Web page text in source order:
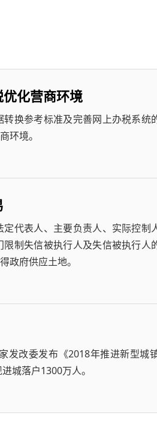
化营商环境
换参考标准及完善网上办税系统
环境。
代表人、主要负责人、实际控制
制失信被执行人及失信被执行人
政府供应土地。
发改委发布《2018年推进新型城
城落户1300万人。